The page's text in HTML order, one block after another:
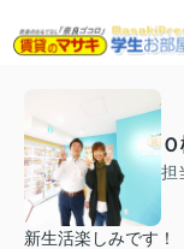
担
新生活楽しみです！